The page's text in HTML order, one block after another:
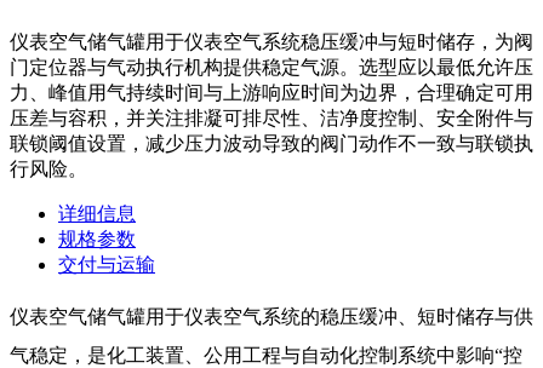
仪表空气储气罐用于仪表空气系统稳压缓冲与短时储存，为阀
门定位器与气动执行机构提供稳定气源。选型应以最低允许压
力、峰值用气持续时间与上游响应时间为边界，合理确定可用
压差与容积，并关注排凝可排尽性、洁净度控制、安全附件与
联锁阈值设置，减少压力波动导致的阀门动作不一致与联锁执
行风险。
详细信息
规格参数
交付与运输
仪表空气储气罐用于仪表空气系统的稳压缓冲、短时储存与供
气稳定，是化工装置、公用工程与自动化控制系统中影响“控